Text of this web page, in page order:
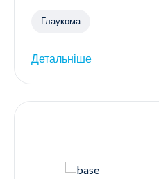
Глаукома
Детальніше